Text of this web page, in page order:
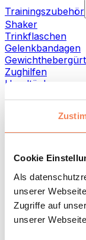
Cookie
Als
unserer
Zugriffe auf
unserer
Trainingszubehör
Shaker
Trinkflaschen
Gelenkbandagen
Zughilfen
Handtücher
Faszien- und
Weitere
Taschen &
Essenstaschen
Sporttaschen